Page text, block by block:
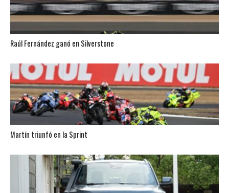
Raúl Fernández ganó en Silverstone
Martín triunfó en la Sprint